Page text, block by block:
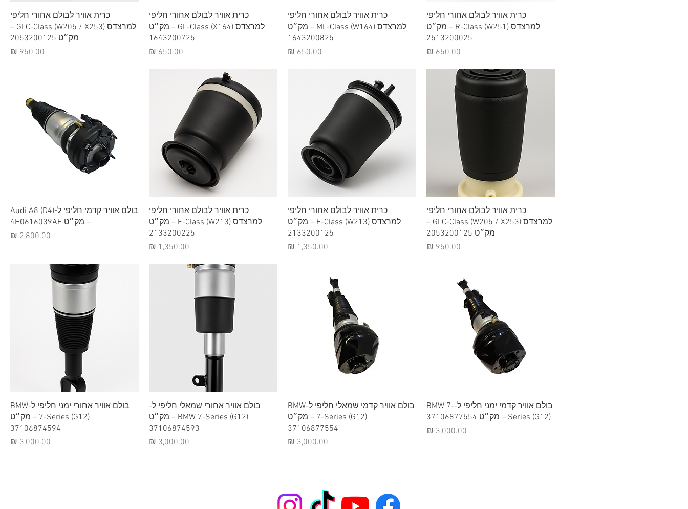
תצוגה מהירה
כרית אוויר לבולם אחורי חליפי
למרצדס R-Class (W251) – מק״ט
2513200025
מחיר
תצוגה מהירה
כרית אוויר לבולם אחורי חליפי
למרצדס ML-Class (W164) – מק״ט
1643200825
מחיר
תצוגה מהירה
כרית אוויר לבולם אחורי חליפי
למרצדס GL-Class (X164) – מק״ט
1643200725
מחיר
תצוגה מהירה
כרית אוויר לבולם אחורי חליפי
למרצדס GLC-Class (W205 / X253) –
מק״ט 2053200125
מחיר
תצוגה מהירה
כרית אוויר לבולם אחורי חליפי
למרצדס GLC-Class (W205 / X253) –
מק״ט 2053200125
מחיר
תצוגה מהירה
כרית אוויר לבולם אחורי חליפי
למרצדס E-Class (W213) – מק״ט
2133200125
מחיר
תצוגה מהירה
כרית אוויר לבולם אחורי חליפי
למרצדס E-Class (W213) – מק״ט
2133200225
מחיר
תצוגה מהירהבולם אוויר קדמי חליפי ל-Audi A8 (D4)
– מק״ט 4H0616039AF
מחיר
תצוגה מהירה
בולם אוויר קדמי ימני חליפי ל-BMW 7-
Series (G12) – מק״ט 37106877554
מחיר
תצוגה מהירה
בולם אוויר קדמי שמאלי חליפי ל-BMW
7-Series (G12) – מק״ט
37106877554
מחיר
תצוגה מהירה
בולם אוויר אחורי שמאלי חליפי ל-
BMW 7-Series (G12) – מק״ט
37106874593
מחיר
תצוגה מהירה
בולם אוויר אחורי ימני חליפי ל-BMW
7-Series (G12) – מק״ט
37106874594
מחיר